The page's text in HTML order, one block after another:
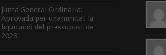
Junta General Ordinària:
Aprovada per unanimitat la
liquidació del pressupost de
2023